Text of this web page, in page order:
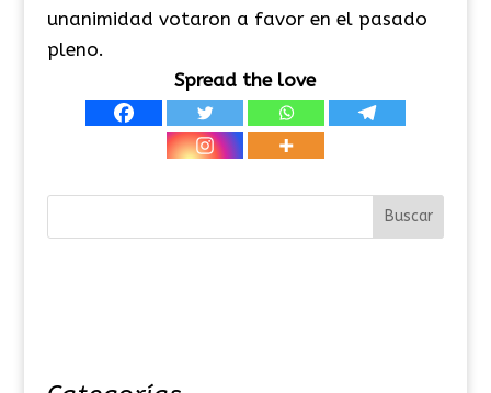
unanimidad votaron a favor en el pasado
pleno.
Spread the love